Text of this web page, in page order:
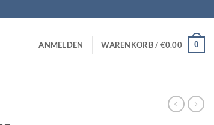
ANMELDEN WARENKORB / €0.00 0